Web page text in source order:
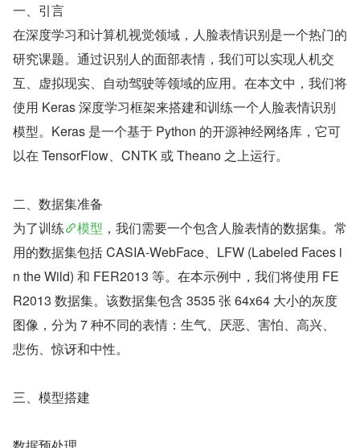
一、引言
在深度学习和计算机视觉领域，人脸表情识别是一个热门的
研究课题。通过识别人的面部表情，我们可以实现人机交
互、虚拟现实、自动驾驶等领域的应用。在本文中，我们将
使用 Keras 深度学习框架来搭建和训练一个人脸表情识别
模型。Keras 是一个基于 Python 的开源神经网络库，它可
以在 TensorFlow、CNTK 或 Theano 之上运行。
二、数据集准备
为了训练
模型 ，我们需要一个包含人脸表情的数据集。常
用的数据集包括 CASIA-WebFace、LFW (Labeled Faces i
n the Wild) 和 FER2013 等。在本示例中，我们将使用 FE
R2013 数据集。该数据集包含 3535 张 64x64 大小的灰度
图像，分为 7 种不同的表情：生气、厌恶、害怕、高兴、
悲伤、惊讶和中性。
三、模型搭建